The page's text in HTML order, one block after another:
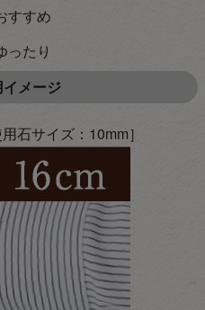
すすめ
たり
メージ
石サイズ：10mm］